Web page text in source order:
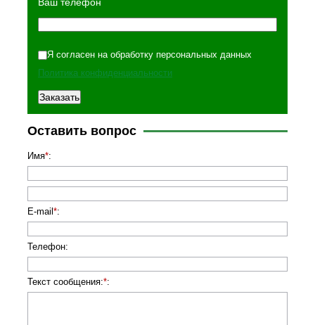
Я согласен на обработку персональных данных
Политика конфиденциальности
Оставить вопрос
Имя*:
E-mail *:
Телефон:
Текст сообщения:*: